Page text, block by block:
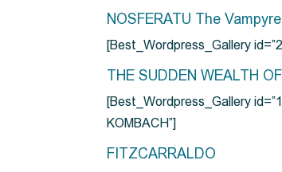
NOSFERATU The Vampyre
[Best_Wordpress_Gallery
THE SUDDEN WEALTH
[Best_Wordpress_Gallery
KOMBACH”]
FITZCARRALDO